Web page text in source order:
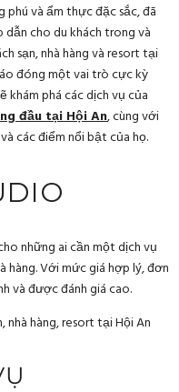
phú và ẩm thực đặc sắc, đã
cho du khách trong và
sạn, nhà hàng và resort tại
đóng một vai trò cực kỳ
khám phá các dịch vụ của
đầu tại Hội An, cùng với
các điểm nổi bật của họ.
những ai cần một dịch vụ
hàng. Với mức giá hợp lý, đơn
và được đánh giá cao.